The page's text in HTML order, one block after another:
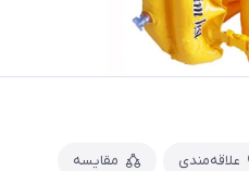
علاقه‌مندی مقایسه